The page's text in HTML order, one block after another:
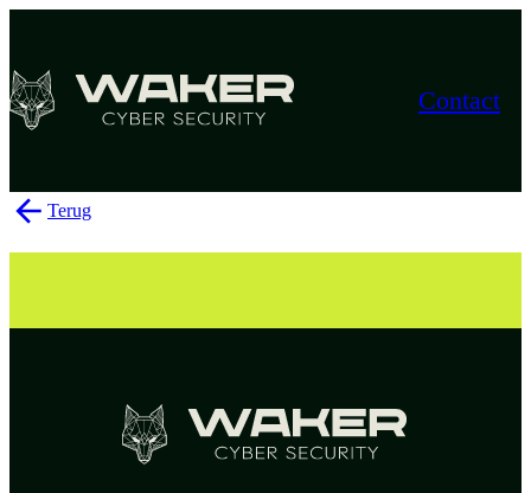
Contact
Terug